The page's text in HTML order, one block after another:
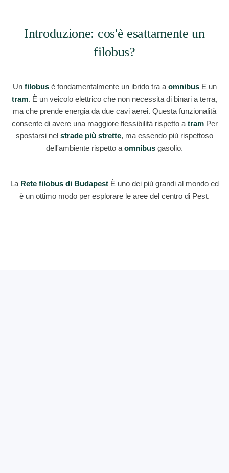
Introduzione: cos'è esattamente un
filobus?
Un filobusè fondamentalmente un ibrido tra a omnibusE un
tram. È un veicolo elettrico che non necessita di binari a terra,
ma che prende energia da due cavi aerei. Questa funzionalità
consente di avere una maggiore flessibilità rispetto a tramPer
spostarsi nel strade più strette, ma essendo più rispettoso
dell'ambiente rispetto a omnibus gasolio.
La Rete filobus di Budapest È uno dei più grandi al mondo ed
è un ottimo modo per esplorare le aree del centro di Pest.